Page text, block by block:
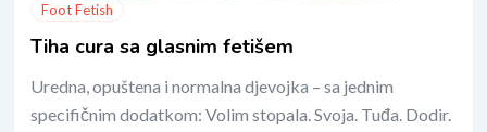
Foot Fetish
Tiha cura sa glasnim fetišem
Uredna, opuštena i normalna djevojka – sa jednim
specifičnim dodatkom: Volim stopala. Svoja. Tuđa. Dodir.